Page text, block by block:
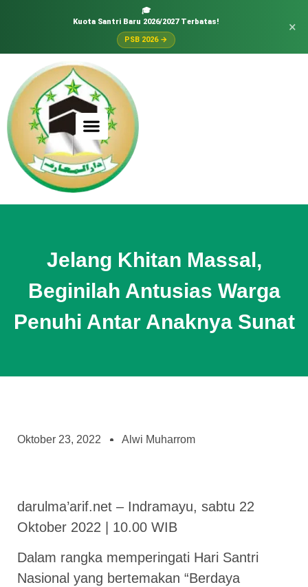
🎓
Kuota Santri Baru 2026/2027 Terbatas!
PSB 2026 →
×
Jelang Khitan Massal,
Beginilah Antusias Warga
Penuhi Antar Anaknya Sunat
Oktober 23, 2022 Alwi Muharrom
darulma’arif.net – Indramayu, sabtu 22
Oktober 2022 | 10.00 WIB
Dalam rangka memperingati Hari Santri
Nasional yang bertemakan “Berdaya